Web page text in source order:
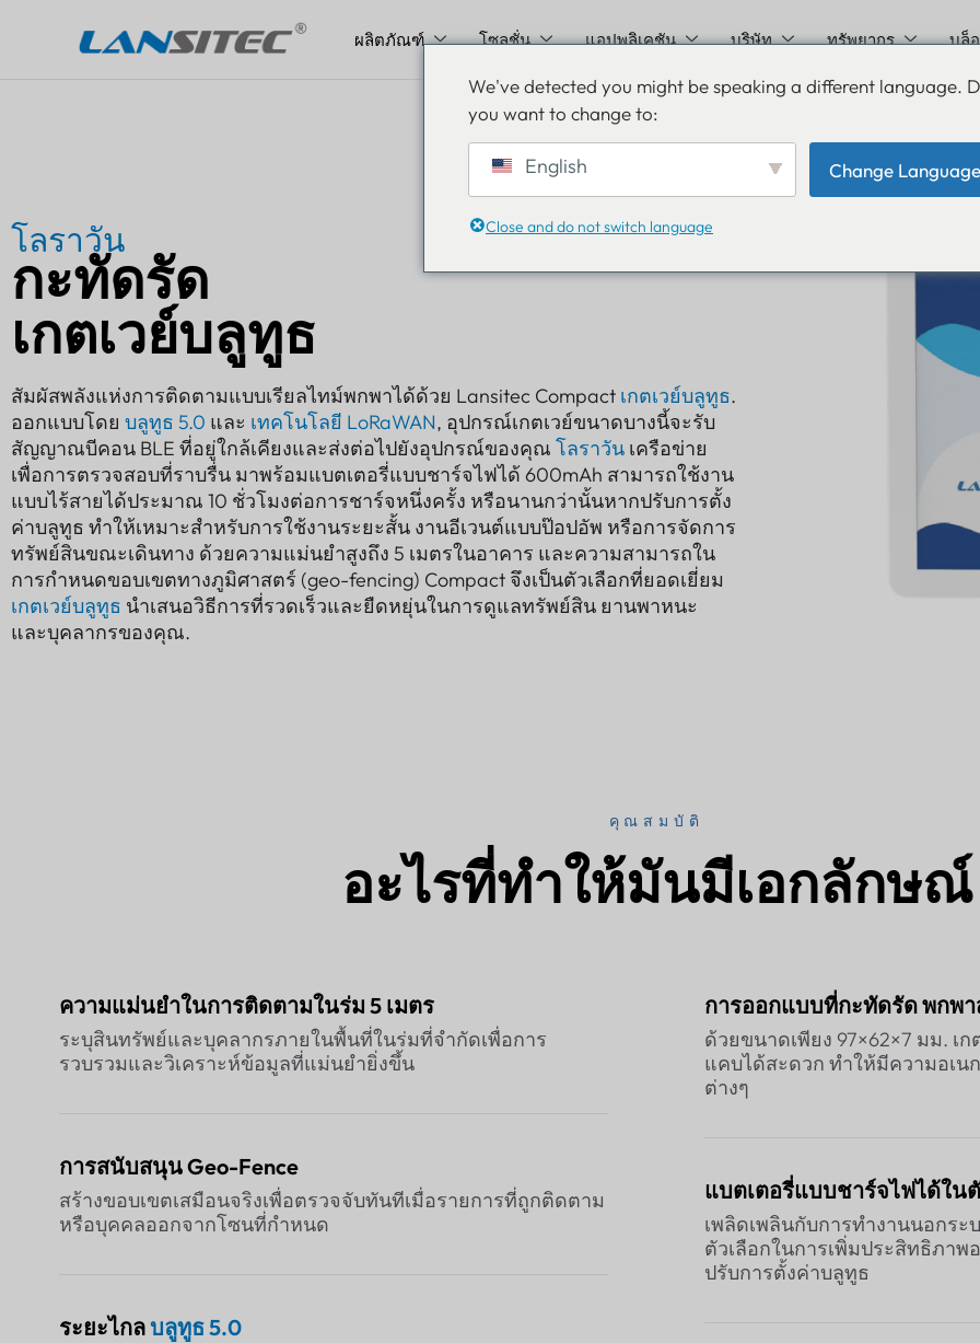
ผลิตภัณฑ์ โซลูชั่น แอปพลิเคชัน บริษัท ทรัพยากร บล็
โลราวัน
กะทัดรัด
เกตเวย์บลูทูธ
สัมผัสพลังแห่งการติดตามแบบเรียลไทม์พกพาได้ด้วย Lansitec Compact เกตเวย์บลูทูธ.
ออกแบบโดย บลูทูธ 5.0 และ เทคโนโลยี LoRaWAN, อุปกรณ์เกตเวย์ขนาดบางนี้จะรับ
สัญญาณบีคอน BLE ที่อยู่ใกล้เคียงและส่งต่อไปยังอุปกรณ์ของคุณ โลราวัน เครือข่าย
เพื่อการตรวจสอบที่ราบรื่น มาพร้อมแบตเตอรี่แบบชาร์จไฟได้ 600mAh สามารถใช้งาน
แบบไร้สายได้ประมาณ 10 ชั่วโมงต่อการชาร์จหนึ่งครั้ง หรือนานกว่านั้นหากปรับการตั้ง
ค่าบลูทูธ ทำให้เหมาะสำหรับการใช้งานระยะสั้น งานอีเวนต์แบบป๊อปอัพ หรือการจัดการ
ทรัพย์สินขณะเดินทาง ด้วยความแม่นยำสูงถึง 5 เมตรในอาคาร และความสามารถใน
การกำหนดขอบเขตทางภูมิศาสตร์ (geo-fencing) Compact จึงเป็นตัวเลือกที่ยอดเยี่ยม
เกตเวย์บลูทูธ นำเสนอวิธีการที่รวดเร็วและยืดหยุ่นในการดูแลทรัพย์สิน ยานพาหนะ
และบุคลากรของคุณ.
คุณสมบัติ
อะไรที่ทำให้มันมีเอกลักษณ์
ความแม่นยำในการติดตามในร่ม 5 เมตร
ระบุสินทรัพย์และบุคลากรภายในพื้นที่ในร่มที่จำกัดเพื่อการ
รวบรวมและวิเคราะห์ข้อมูลที่แม่นยำยิ่งขึ้น
การสนับสนุน Geo-Fence
สร้างขอบเขตเสมือนจริงเพื่อตรวจจับทันทีเมื่อรายการที่ถูกติดตาม
หรือบุคคลออกจากโซนที่กำหนด
ระยะไกลบลูทูธ 5.0
การออกแบบที่กะทัดรัด พกพ
ด้วยขนาดเพียง 97×62×7 มม.
แคบได้สะดวก ทำให้มีความอเ
ต่างๆ
แบตเตอรี่แบบชาร์จไฟได้ใน
เพลิดเพลินกับการทำงานนอกร
ตัวเลือกในการเพิ่มประสิทธิภา
ปรับการตั้งค่าบลูทูธ
We've detected you might be speaking a different language.
you want to change to:
English Change
Close and do not switch language